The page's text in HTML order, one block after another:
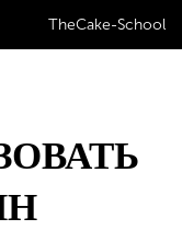
TheCake-School